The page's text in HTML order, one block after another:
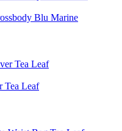
Blu Marine
Tea Leaf